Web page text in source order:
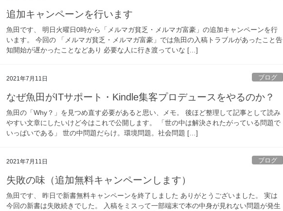
追加キャンペーンを行います
魚田です、 明日火曜日0時から「メルマガ貧乏・メルマガ富豪」の追加キャンペーンを行
います。 今回の 「メルマガ貧乏・メルマガ富豪」では魚田の入稿トラブルがあったこと告
知開始が遅かったことなどあり 必要な人に行き渡っていな […]
2021年7月11日 ブログ
なぜ魚田がITサポート・Kindle集客プロデュースをやるのか？
魚田の「Why？」を見つめ直す必要があると思い、メモ。 後ほど整理して記事として読み
やすい文章にしたいけど今はこれで公開します。 「世の中は解決されたがっている問題で
いっぱいである」 世の中問題だらけ。環境問題。社会問題 […]
2021年7月11日 ブログ
失敗の味（追加無料キャンペーンします）
魚田です、 昨日で新書無料キャンペーンを終了しました ありがとうございました。 実は
今回の新書は失敗続きでした。 入稿をミスって一部端末で本の中身が見れない問題が発生